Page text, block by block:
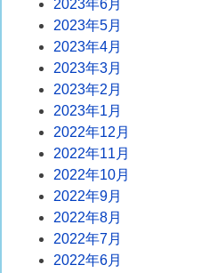
2023年6月
2023年5月
2023年4月
2023年3月
2023年2月
2023年1月
2022年12月
2022年11月
2022年10月
2022年9月
2022年8月
2022年7月
2022年6月